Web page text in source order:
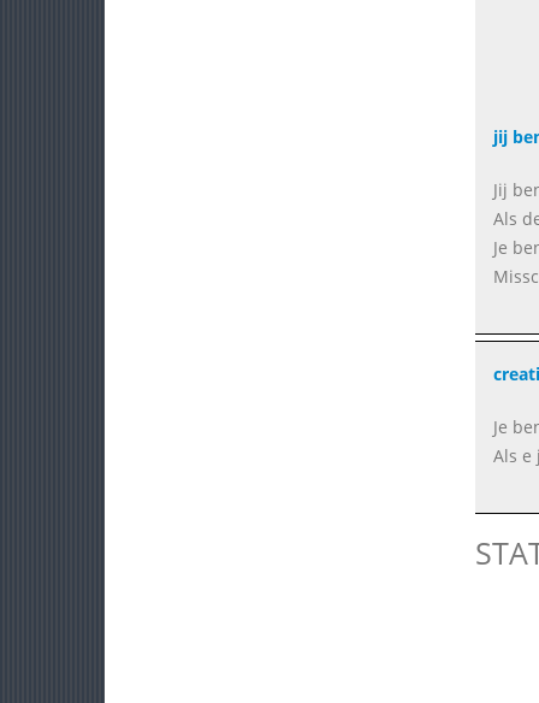
jij
Jij
Als
Je
Je
Als e